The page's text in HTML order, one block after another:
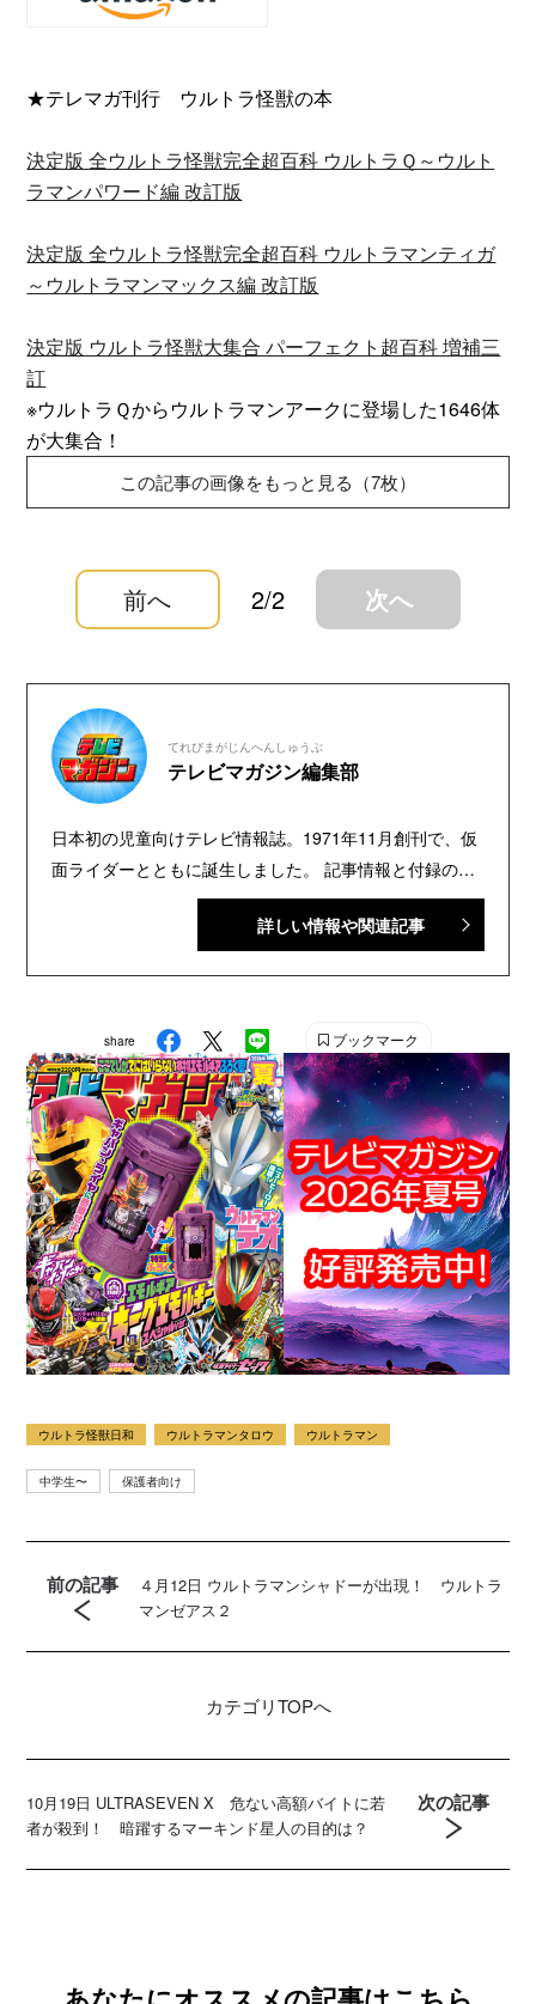
★テレマガ刊行 ウルトラ怪獣の本
決定版 全ウルトラ怪獣完全超百科 ウルトラＱ～ウルト
ラマンパワード編 改訂版
決定版 全ウルトラ怪獣完全超百科 ウルトラマンティガ
～ウルトラマンマックス編 改訂版
決定版 ウルトラ怪獣大集合 パーフェクト超百科 増補三
訂
※ウルトラＱからウルトラマンアークに登場した1646体
が大集合！
この記事の画像をもっと見る（7枚）
前へ 2/2 次へ
てれびまがじんへんしゅうぶ
テレビマガジン編集部
日本初の児童向けテレビ情報誌。1971年11月創刊で、仮
面ライダーとともに誕生しました。 記事情報と付録の詳
細は、YouTubeの『テレビマガジン 公式動画チャンネ
ル』で配信中。講談社発行の幼年・児童・少年・少女向
雑誌です。 【SNS】 X（旧Twitter）：@tele_maga
Instagram：＠tele_maga
詳しい情報や関連記事
share ブックマーク
ウルトラ怪獣日和 ウルトラマンタロウ ウルトラマン
中学生〜 保護者向け
前の記事
４月12日 ウルトラマンシャドーが出現！ ウルトラ
マンゼアス２
カテゴリTOPへ
10月19日 ULTRASEVEN X 危ない高額バイトに若
者が殺到！ 暗躍するマーキンド星人の目的は？
次の記事